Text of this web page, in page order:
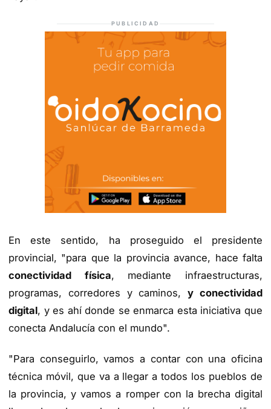
PUBLICIDAD
En este sentido, ha proseguido el presidente
provincial, "para que la provincia avance, hace falta
conectividad física, mediante infraestructuras,
programas, corredores y caminos,y conectividad
digital, y es ahí donde se enmarca esta iniciativa que
conecta Andalucía con el mundo".
"Para conseguirlo, vamos a contar con una oficina
técnica móvil, que va a llegar a todos los pueblos de
la provincia, y vamos a romper con la brecha digital